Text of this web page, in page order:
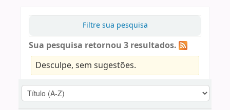
Filtre sua pesquisa
Sua pesquisa retornou 3 resultados.
Desculpe, sem sugestões.